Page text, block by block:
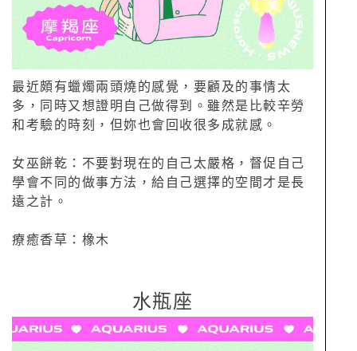
最近頗有蠟燭兩頭燒的感覺，要顧及的事情太
多，同時又想證明自己做得到。雖然是比較辛勞
和考驗的時刻，但妳也會回收很多成就感。
女巫餅乾：不要對現在的自己太嚴格，督促自己
學會不同的做事方法，給自己選擇的空間才是長
遠之計。
療癒香草：橡木
水瓶座